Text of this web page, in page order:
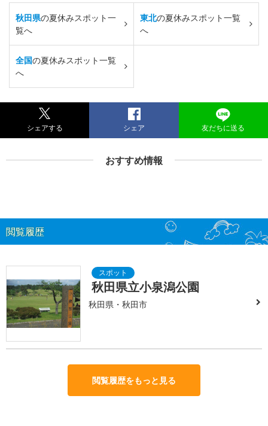
秋田県の夏休みスポット一
覧へ
東北の夏休みスポット一覧
へ
全国の夏休みスポット一覧
へ
シェアする シェア 友だちに送る
おすすめ情報
閲覧履歴
秋田県立小泉潟公園
秋田県・秋田市
閲覧履歴をもっと見る